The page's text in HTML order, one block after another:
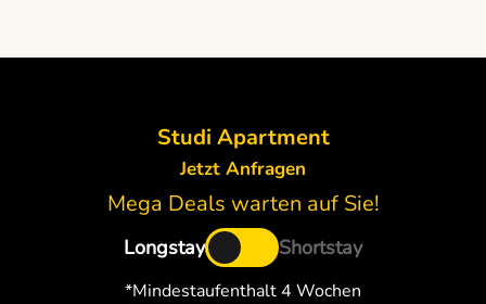
Studi Apartment
Jetzt Anfragen
Mega Deals warten auf Sie!
Longstay Shortstay
*Mindestaufenthalt4 Wochen